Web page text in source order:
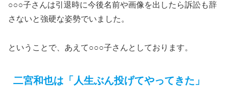
○○○子さんは引退時に今後名前や画像を出したら訴訟も辞
さないと強硬な姿勢でいました。
ということで、あえて○○○子さんとしております。
二宮和也は「人生ぶん投げてやってきた」